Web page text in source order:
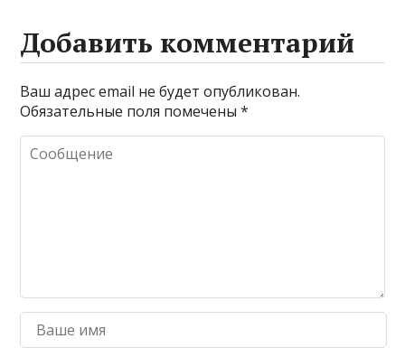
Добавить комментарий
Ваш адрес email не будет опубликован.
Обязательные поля помечены*